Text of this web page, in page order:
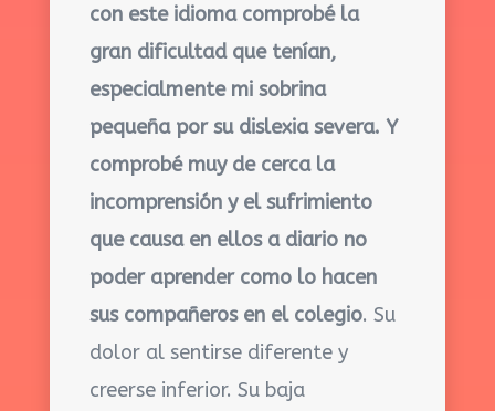
con este idioma comprobé la
gran dificultad que tenían,
especialmente mi sobrina
pequeña por su dislexia severa. Y
comprobé muy de cerca la
incomprensión y el sufrimiento
que causa en ellos a diario no
poder aprender como lo hacen
sus compañeros en el colegio. Su
dolor al sentirse diferente y
creerse inferior. Su baja